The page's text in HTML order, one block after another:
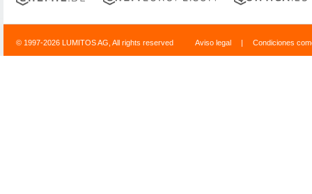
© 1997-2026 LUMITOS AG, All rights reserved Aviso legal | Condiciones